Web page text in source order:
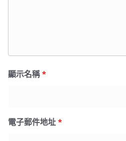
顯示名稱*
電子郵件地址*